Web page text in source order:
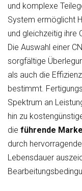
und komplexe
System ermöglicht
und gleichzeitig ihre
Die Auswahl einer
sorgfältige
als auch die
bestimmt.
Spektrum an
hin zu
die führende
durch
Lebensdauer